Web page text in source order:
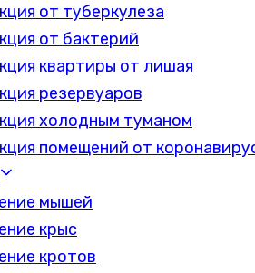
от туберкулеза
от бактерий
квартиры от лишая
резервуаров
холодным туманом
помещений от
мышей
крыс
кротов